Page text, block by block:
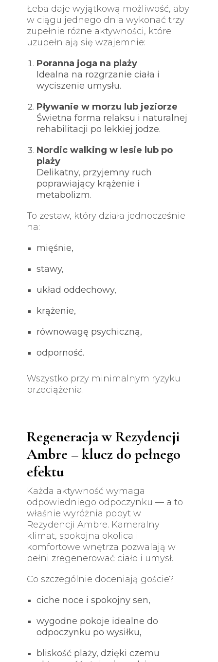
Łeba daje wyjątkową możliwość, aby
w ciągu jednego dnia wykonać trzy
zupełnie różne aktywności, które
uzupełniają się wzajemnie:
Poranna joga na plaży
Idealna na rozgrzanie ciała i
wyciszenie umysłu.
Pływanie w morzu lub jeziorze
Świetna forma relaksu i naturalnej
rehabilitacji po lekkiej jodze.
Nordic walking w lesie lub po
plaży
Delikatny, przyjemny ruch
poprawiający krążenie i
metabolizm.
To zestaw, który działa jednocześnie
na:
mięśnie,
stawy,
układ oddechowy,
krążenie,
równowagę psychiczną,
odporność.
Wszystko przy minimalnym ryzyku
przeciążenia.
Regeneracja w Rezydencji
Ambre – klucz do pełnego
efektu
Każda aktywność wymaga
odpowiedniego odpoczynku — a to
właśnie wyróżnia pobyt w
Rezydencji Ambre. Kameralny
klimat, spokojna okolica i
komfortowe wnętrza pozwalają w
pełni zregenerować ciało i umysł.
Co szczególnie doceniają goście?
ciche noce i spokojny sen,
wygodne pokoje idealne do
odpoczynku po wysiłku,
bliskość plaży, dzięki czemu